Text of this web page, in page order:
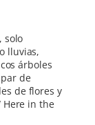
solo
lluvias,
árboles
de
de flores y
Here in the